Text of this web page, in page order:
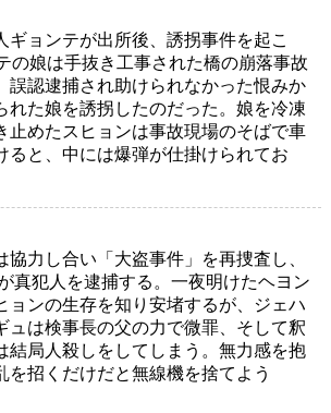
ギョンテが出所後、誘拐事件を起こ
の娘は手抜き工事された橋の崩落事故
誤認逮捕され助けられなかった恨みか
れた娘を誘拐したのだった。娘を冷凍
止めたスヒョンは事故現場のそばで車
ると、中には爆弾が仕掛けられてお
協力し合い「大盗事件」を再捜査し、
真犯人を逮捕する。一夜明けたヘヨン
ョンの生存を知り安堵するが、ジェハ
ュは検事長の父の力で微罪、そして釈
結局人殺しをしてしまう。無力感を抱
を招くだけだと無線機を捨てよう